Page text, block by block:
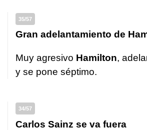
35/57
Gran adelantamiento de
Muy agresivo Hamilton,
y se pone séptimo.
34/57
Carlos Sainz se va fuera